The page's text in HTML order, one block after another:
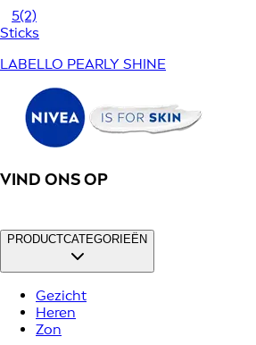
5(2)
Sticks
LABELLO PEARLY SHINE
VIND ONS OP
PRODUCTCATEGORIEËN
Gezicht
Heren
Zon